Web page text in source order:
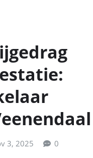
3, 2025 0